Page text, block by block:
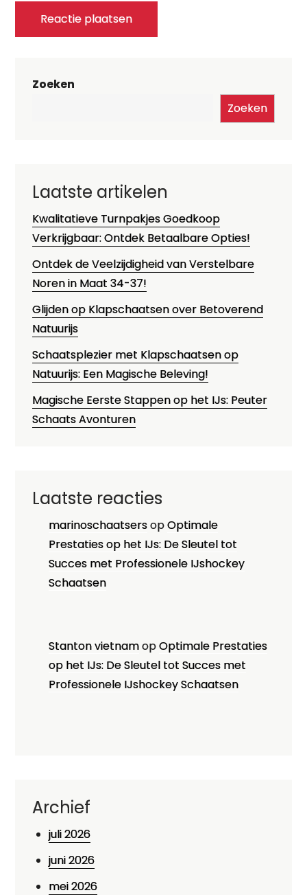
Zoeken
Zoeken
Laatste artikelen
Kwalitatieve Turnpakjes Goedkoop
Verkrijgbaar: Ontdek Betaalbare Opties!
Ontdek de Veelzijdigheid van Verstelbare
Noren in Maat 34-37!
Glijden op Klapschaatsen over Betoverend
Natuurijs
Schaatsplezier met Klapschaatsen op
Natuurijs: Een Magische Beleving!
Magische Eerste Stappen op het IJs: Peuter
Schaats Avonturen
Laatste reacties
marinoschaatsersopOptimale
Prestaties op het IJs: De Sleutel tot
Succes met Professionele IJshockey
Schaatsen
Stanton vietnamopOptimale Prestaties
op het IJs: De Sleutel tot Succes met
Professionele IJshockey Schaatsen
Archief
juli 2026
juni 2026
mei 2026